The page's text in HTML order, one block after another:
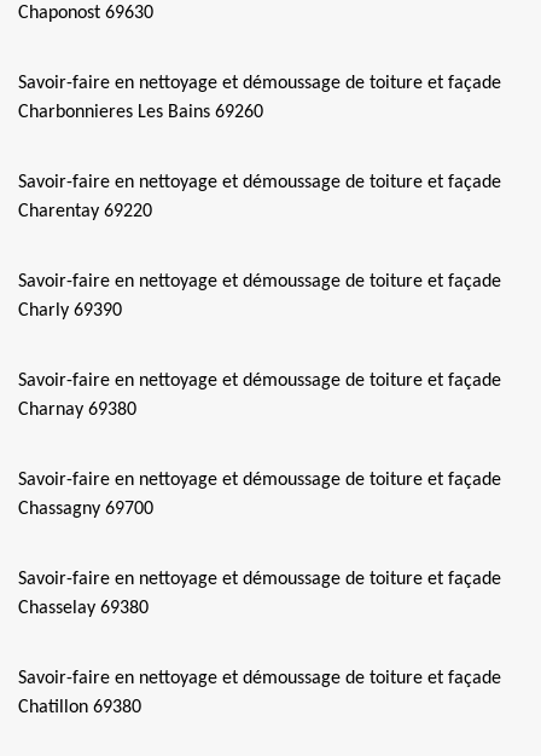
Chaponost 69630
Savoir-faire en nettoyage et démoussage de toiture et façade
Charbonnieres Les Bains 69260
Savoir-faire en nettoyage et démoussage de toiture et façade
Charentay 69220
Savoir-faire en nettoyage et démoussage de toiture et façade
Charly 69390
Savoir-faire en nettoyage et démoussage de toiture et façade
Charnay 69380
Savoir-faire en nettoyage et démoussage de toiture et façade
Chassagny 69700
Savoir-faire en nettoyage et démoussage de toiture et façade
Chasselay 69380
Savoir-faire en nettoyage et démoussage de toiture et façade
Chatillon 69380